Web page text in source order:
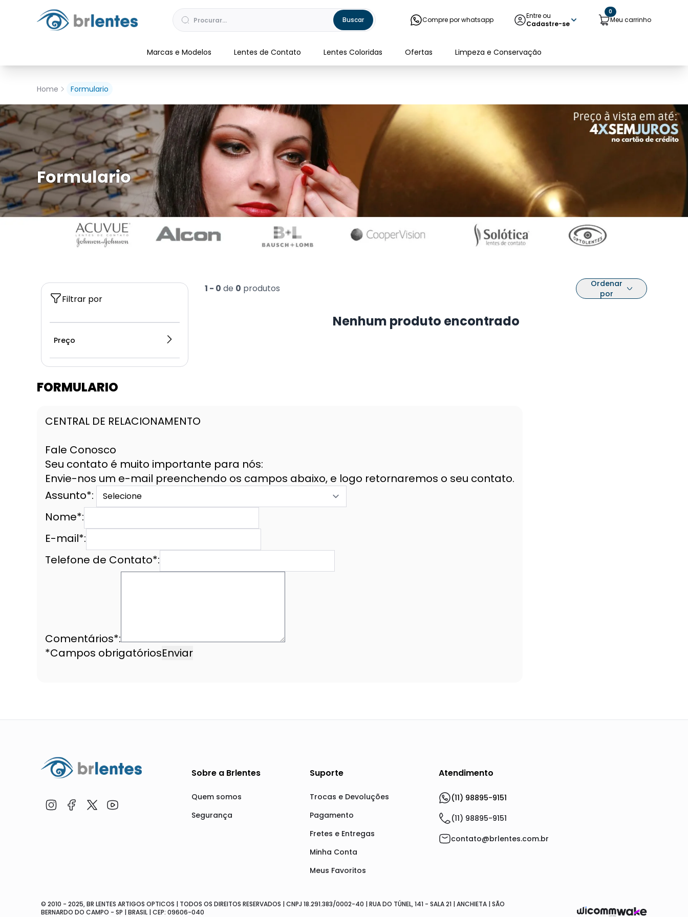
Buscar Compre por whatsapp
Entre ou
Cadastre-se
0
Meu carrinho
Marcas e Modelos Lentes de Contato Lentes Coloridas Ofertas Limpeza e Conservação
Home Formulario
Formulario
Filtrar por
Preço
1 - 0 de 0 produtos
Ordenar
por
Nenhum produto encontrado
FORMULARIO
CENTRAL DE RELACIONAMENTO
Fale Conosco
Seu contato é muito importante para nós:
Envie-nos um e-mail preenchendo os campos abaixo, e logo retornaremos o seu contato.
Assunto*:
Nome*:
E-mail*:
Telefone de Contato*:
Comentários*:
*Campos obrigatórios
Sobre a Brlentes
Quem somos
Segurança
Suporte
Trocas e Devoluções
Pagamento
Fretes e Entregas
Minha Conta
Meus Favoritos
Atendimento
(11) 98895-9151
(11) 98895-9151
contato@brlentes.com.br
© 2010 - 2025, BR LENTES ARTIGOS OPTICOS | TODOS OS DIREITOS RESERVADOS | CNPJ 18.291.383/0002-40 | RUA DO TÚNEL, 141 - SALA 21 | ANCHIETA | SÃO
BERNARDO DO CAMPO - SP | BRASIL | CEP: 09606-040